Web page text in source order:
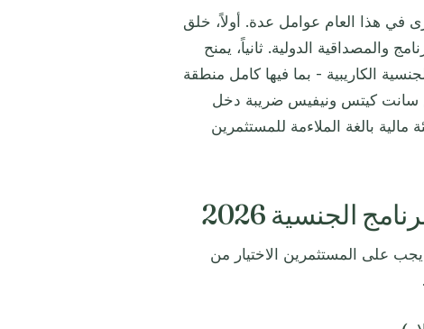
في هذا العام عوامل عدة. أولاً، خلق
والمصداقية الدولية. ثانياً، يمنح
الكاريبية - بما فيها كامل منطقة
سانت كيتس ونيفيس ضريبة دخل
بالغة الملاءمة للمستثمرين
الجنسية 2026
على المستثمرين الاختيار من